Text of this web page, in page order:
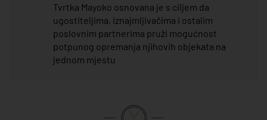
Tvrtka Mayoko osnovana je s ciljem da
ugostiteljima, iznajmljivačima i ostalim
poslovnim partnerima pruži mogućnost
potpunog opremanja njihovih objekata na
jednom mjestu